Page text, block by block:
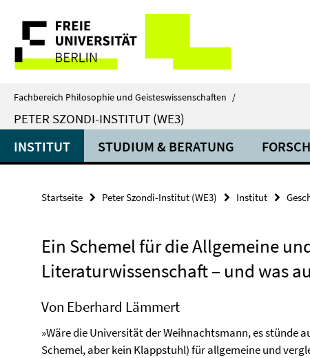
direkt
Inhalt
Service-
Navigation
Fachbereich Philosophie und Geisteswissenschaften /
PETER SZONDI-INSTITUT (WE3)
INSTITUT STUDIUM & BERATUNG
Startseite Peter Szondi-Institut (WE3) Institut
Ein Schemel für die Allgemeine
Literaturwissenschaft – und was
Von Eberhard Lämmert
»Wäre die Universität der Weihnachtsmann, es stünde
Schemel, aber kein Klappstuhl) für allgemeine und